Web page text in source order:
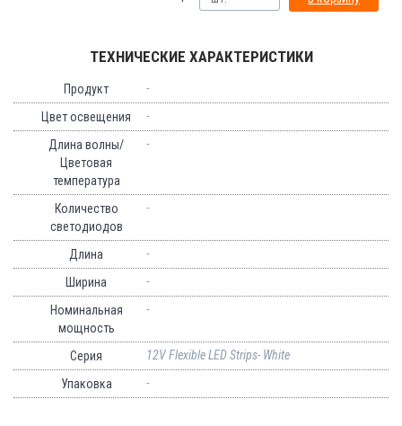
ТЕХНИЧЕСКИЕ ХАРАКТЕРИСТИКИ
Продукт
-
Цвет освещения
-
Длина волны/
Цветовая
температура
-
Количество
светодиодов
-
Длина
-
Ширина
-
Номинальная
мощность
-
Серия
12V Flexible LED Strips- White
Упаковка
-